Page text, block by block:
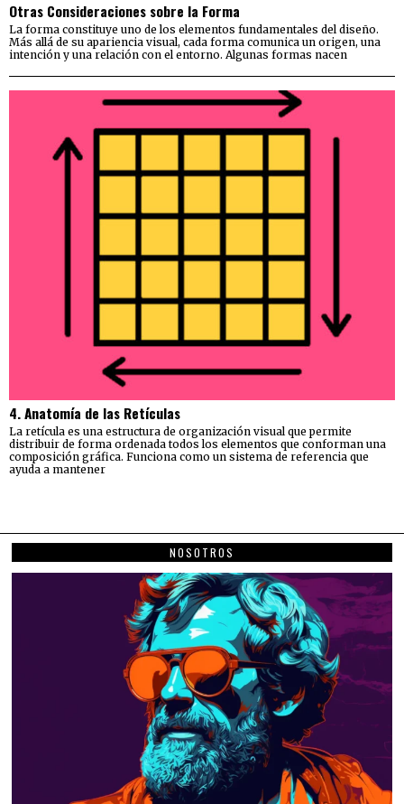
Otras Consideraciones sobre la Forma
La forma constituye uno de los elementos fundamentales del diseño.
Más allá de su apariencia visual, cada forma comunica un origen, una
intención y una relación con el entorno. Algunas formas nacen
4. Anatomía de las Retículas
La retícula es una estructura de organización visual que permite
distribuir de forma ordenada todos los elementos que conforman una
composición gráfica. Funciona como un sistema de referencia que
ayuda a mantener
NOSOTROS